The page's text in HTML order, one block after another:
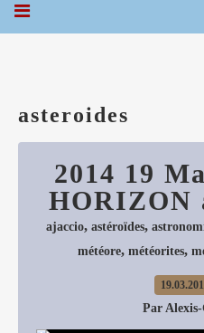
asteroides
2014 19
HORIZON
ajaccio, astéroïdes,
météore, météorites,
Par